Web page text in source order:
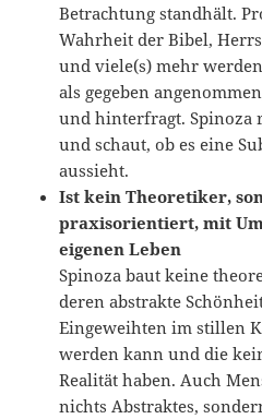
Betrachtung standhält.
Wahrheit der Bibel,
und viele(s) mehr
als gegeben
und hinterfragt. Spinoza
und schaut, ob es eine
aussieht.
Ist kein Theoretiker,
praxisorientiert, mit
eigenen Leben
Spinoza baut keine
deren abstrakte
Eingeweihten im stillen
werden kann und die
Realität haben. Auch
nichts Abstraktes,